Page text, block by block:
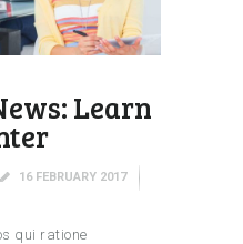
Learn
16 FEBRUARY 2017
qui ratione